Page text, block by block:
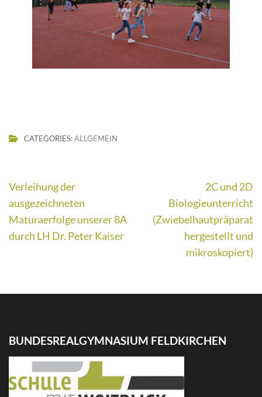
CATEGORIES:ALLGEMEIN
Beitragsnavigation
Verleihung der
ausgezeichneten
Maturaerfolge unserer 8A
durch LH Dr. Peter Kaiser
2C und 2D
Biologieunterricht
(Zwiebelhautpräparat
hergestellt und
mikroskopiert)
BUNDESREALGYMNASIUM FELDKIRCHEN